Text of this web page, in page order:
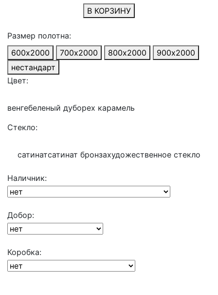
В КОРЗИНУ
Размер полотна:
600х2000
700х2000 800х2000
900х2000
нестандарт
Цвет:
венгебеленый дуборех карамель
Стекло:
сатинатсатинат бронзахудожественное стекло
Наличник:
Добор:
Коробка: